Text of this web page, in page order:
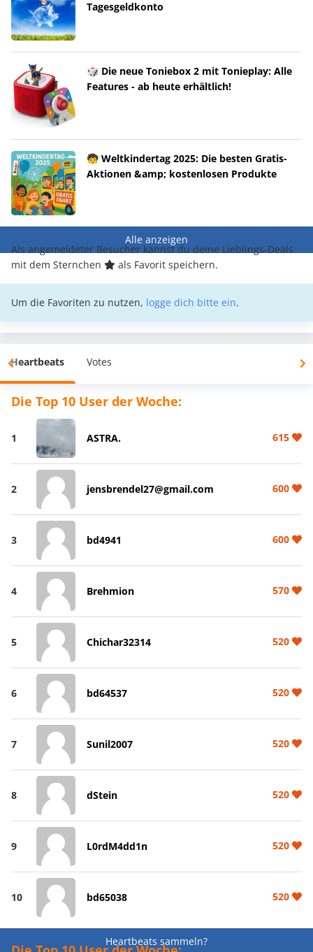
Tagesgeldkonto
🎲 Die neue Toniebox 2 mit Tonieplay: Alle
Features - ab heute erhältlich!
🧒 Weltkindertag 2025: Die besten Gratis-
Aktionen &amp; kostenlosen Produkte
Alle anzeigen
Als angemeldeter Besucher kannst du deine Lieblings-Deals
mit dem Sternchen
als Favorit speichern.
Um die Favoriten zu nutzen, logge dich bitte ein.
Heartbeats Votes
Die Top 10 User der Woche:
1 ASTRA. 615
2 jensbrendel27@gmail.com 600
3 bd4941 600
4 Brehmion 570
5 Chichar32314 520
6 bd64537 520
7 Sunil2007 520
8 dStein 520
9 L0rdM4dd1n 520
10 bd65038 520
Heartbeats sammeln?